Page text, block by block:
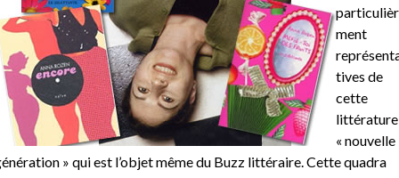
ment
tives de
cette
littérature
« nouvelle
» qui est l’objet même du Buzz littéraire. Cette quadra